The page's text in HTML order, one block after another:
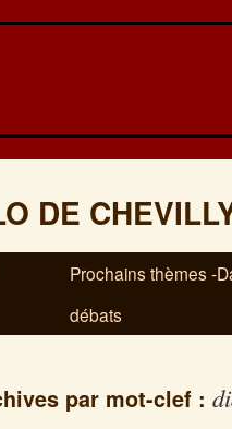
DE
Prochains thèmes -
débats
par mot-clef :